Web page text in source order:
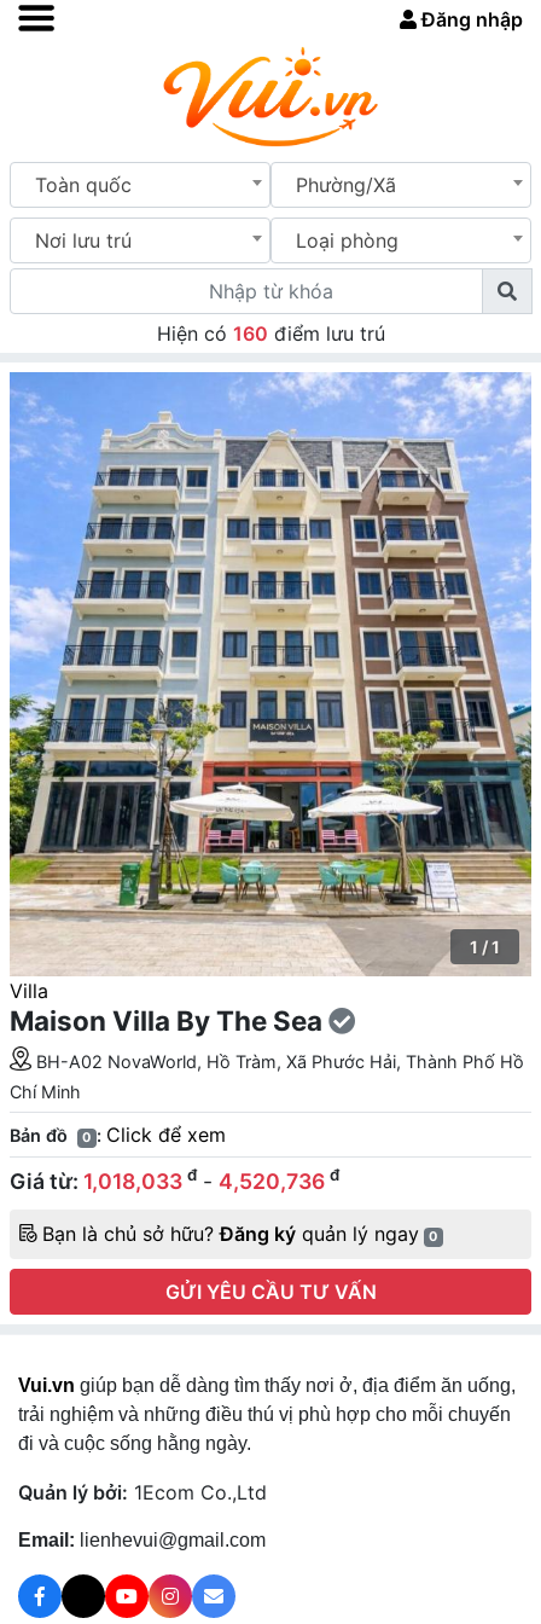
Đăng nhập
Toàn quốc Phường/Xã
Nơi lưu trú Loại phòng
Hiện có 160 điểm lưu trú
1 / 1
Villa
Maison Villa By The Sea
BH-A02 NovaWorld, Hồ Tràm, Xã Phước Hải, Thành Phố Hồ
Chí Minh
Bản đồ 0 : Click để xem
Giá từ: 1,018,033 đ - 4,520,736 đ
Bạn là chủ sở hữu?Đăng ký quản lý ngay 0
GỬI YÊU CẦU TƯ VẤN
Vui.vn giúp bạn dễ dàng tìm thấy nơi ở, địa điểm ăn uống,
trải nghiệm và những điều thú vị phù hợp cho mỗi chuyến
đi và cuộc sống hằng ngày.
Quản lý bởi: 1Ecom Co.,Ltd
Email: lienhevui@gmail.com